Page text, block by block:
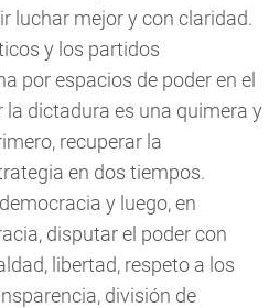
luchar mejor y con claridad.
y los partidos
por espacios de poder en el
dictadura es una quimera y
recuperar la
en dos tiempos.
y luego, en
disputar el poder con
libertad, respeto a los
división de